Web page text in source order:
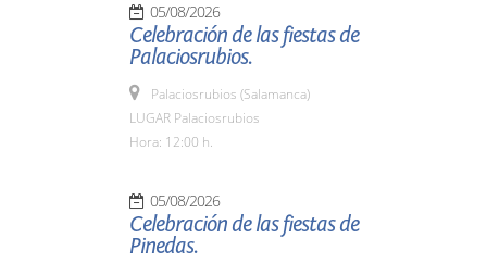
05/08/2026
Celebración de las fiestas de
Palaciosrubios.
Palaciosrubios (Salamanca)
LUGAR Palaciosrubios
Hora: 12:00 h.
05/08/2026
Celebración de las fiestas de
Pinedas.